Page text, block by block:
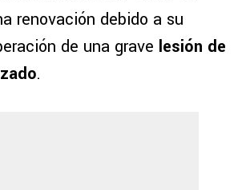
renovación debido a su
de una grave lesión de
.